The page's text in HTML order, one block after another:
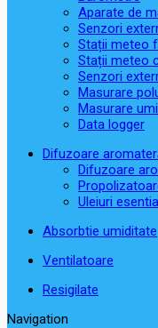
Aparate de
Senzori
Stații meteo
Stații meteo
Senzori
Masurare
Masurare
Data logger
Difuzoare
Difuzoare
Uleiuri
Absorbtie umiditate
Ventilatoare
Resigilate
Navigation